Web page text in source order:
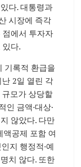
다. 대통령과
시장에 즉각
에서 투자자
다.
기록적 환급을
2일 열린 각
모가 상당할
금액·대상·
않았다. 다만
액공제 포함 여
지 행정적·예
치 않다. 또한